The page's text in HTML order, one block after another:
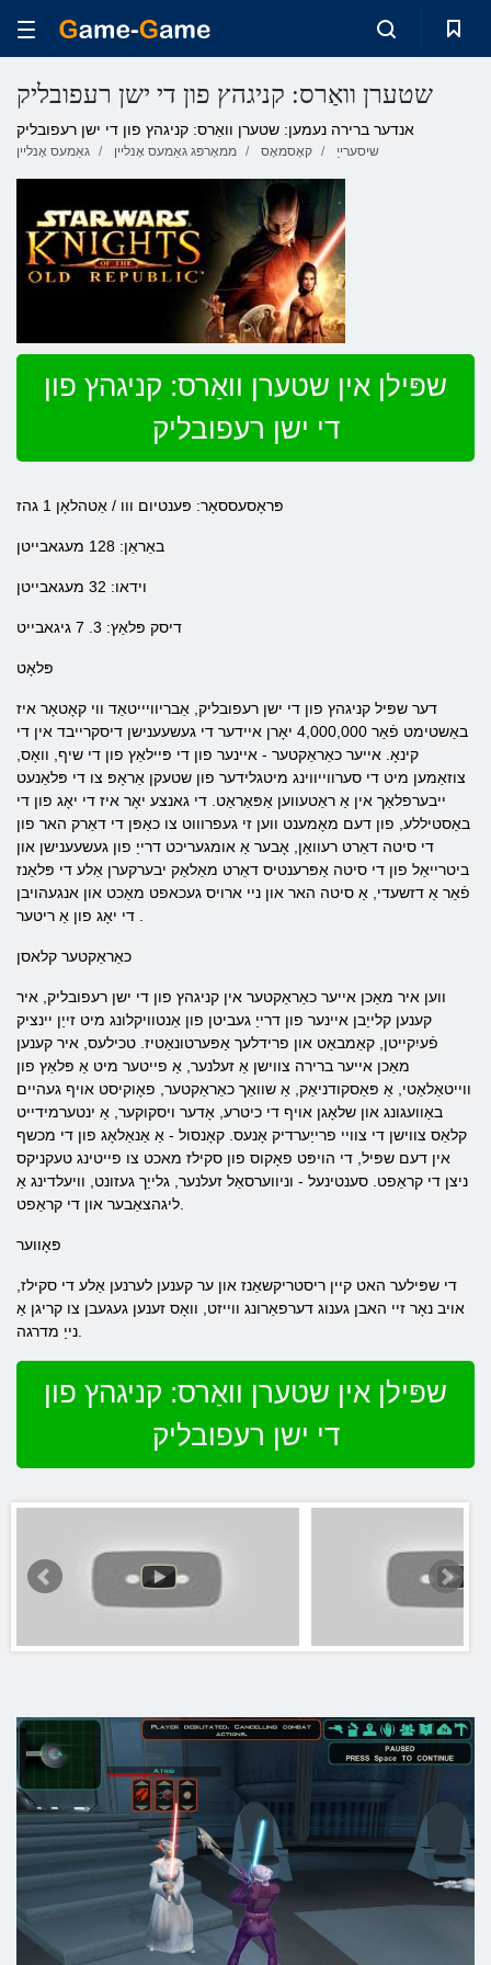
שטערן וואַרס: קניגהץ פון די ישן רעפובליק
אנדער ברירה נעמען: שטערן וואַרס: קניגהץ פון די ישן רעפובליק
גאַמעס אָנליין ממאָרפּג גאַמעס אָנליין קאָסמאָס שיסערייַ
שפּילן אין שטערן וואַרס: קניגהץ פון
די ישן רעפובליק
פּראָסעססאָר: פּענטיום ווו / אַטהלאָן 1 גהז
באַראַן: 128 מעגאבייטן
וידאו: 32 מעגאבייטן
דיסק פּלאַץ: 3. 7 גיגאבייט
פּלאָט
דער שפּיל קניגהץ פון די ישן רעפובליק, אַבריוויייטאַד ווי קאָטאָר איז
באַשטימט פֿאַר 4,000,000 יאָרן איידער די געשעענישן דיסקרייבד אין די
קינאָ. אייער כאַראַקטער - איינער פון די פּיילאַץ פון די שיף, וואָס,
צוזאַמען מיט די סערווייווינג מיטגלידער פון שטעקן אַראָפּ צו די פּלאַנעט
ייבערפלאַך אין אַ ראַטעווען אַפּאַראַט. די גאנצע יאָר איז די יאָג פון די
באַסטיללע, פון דעם מאָמענט ווען זי געפרוווט צו כאַפּן די דאַרק האר פון
די סיטה דאַרט רעוואַן, אָבער אַ אומגעריכט דרייַ פון געשעענישן און
ביטרייאַל פון די סיטה אַפּרענטיס דאַרט מאַלאַק יבערקערן אַלע די פּלאַנז
פֿאַר אַ דזשעדי, אַ סיטה האר און ניי ארויס געכאפט מאַכט און אנגעהויבן
כאַראַקטער קלאסן
ווען איר מאַכן אייער כאַראַקטער אין קניגהץ פון די ישן רעפובליק, איר
קענען קלייַבן איינער פון דרייַ געביטן פון אַנטוויקלונג מיט זייַן יינציק
פֿעיִקייטן, קאַמבאַט און פרידלעך אַפּערטונאַטיז. טכילעס, איר קענען
מאַכן אייער ברירה צווישן אַ זעלנער, אַ פייטער מיט אַ פּלאַץ פון
ווייטאַלאַטי, אַ פּאַסקודניאַק, אַ שוואַך כאַראַקטער, פאָוקיסט אויף געהיים
באַוועגונג און שלאָגן אויף די כיטרע, אָדער ויסקוקער, אַ ינטערמידייט
קלאַס צווישן די צוויי פרייַערדיק אָנעס. קאָנסול - אַ אַנאַלאָג פון די מכשף
אין דעם שפּיל, די הויפּט פאָקוס פון סקילז מאכט צו פייטינג טעקניקס
ניצן די קראַפט. סענטינעל - וניווערסאַל זעלנער, גלייַך געזונט, וויעלדינג אַ
פּאָווער
די שפּילער האט קיין ריסטריקשאַנז און ער קענען לערנען אַלע די סקילז,
אויב נאָר זיי האבן גענוג דערפאַרונג ווייזט, וואָס זענען געגעבן צו קריגן אַ
שפּילן אין שטערן וואַרס: קניגהץ פון
די ישן רעפובליק